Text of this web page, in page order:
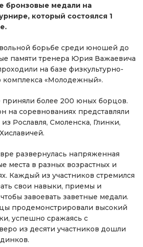
бронзовые медали на
который состоялся 1
борьбе среди юношей до
памяти тренера Юрия Важаевича
на базе физкультурно-
комплекса «Молодежный».
приняли более 200 юных борцов.
на соревнованиях представляли
Рославля, Смоленска, Глинки,
развернулась напряженная
места в разных возрастных и
Каждый из участников стремился
свои навыки, приемы и
завоевать заветные медали.
продемонстрировали высокий
успешно сражаясь с
из десяти участников дошли